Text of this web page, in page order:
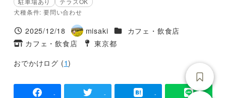
犬種条件: 要問い合わせ
投稿日
2025/12/18
著
者
misaki 施設ジャンル
カフェ・飲食店
タグ
カフェ・飲食店
タグ
東京都
おでかけログ (1)
- - -